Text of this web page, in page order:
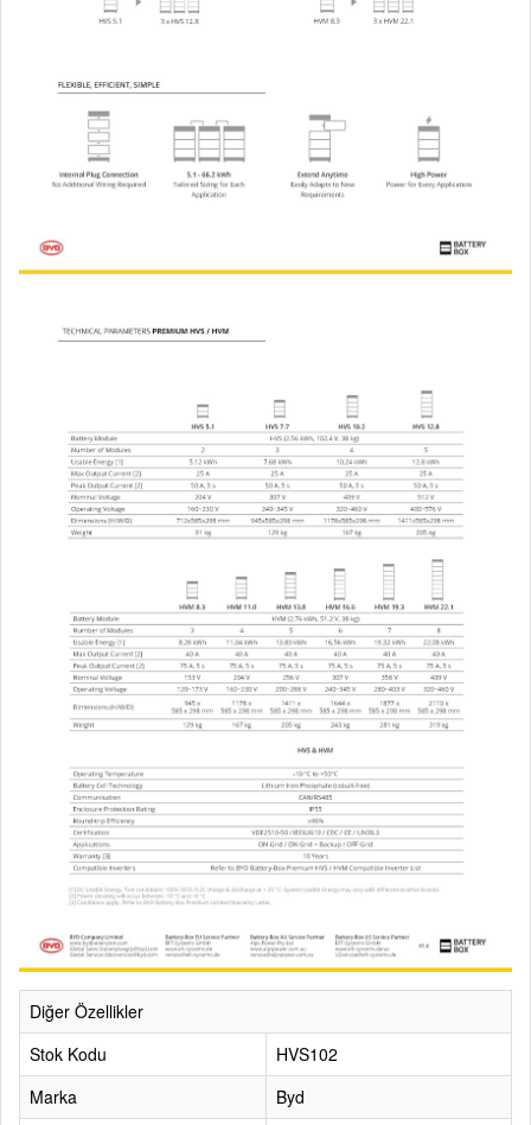
Diğer Özellikler
Stok Kodu
HVS102
Marka
Byd